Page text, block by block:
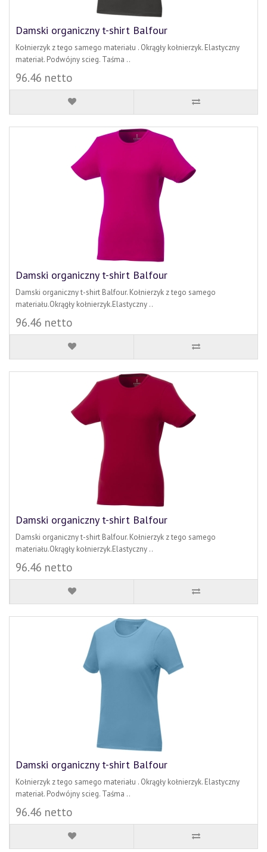
Damski organiczny t-shirt Balfour
Kołnierzyk z tego samego materiału . Okrągły kołnierzyk. Elastyczny
materiał. Podwójny scieg. Taśma ..
96.46 netto
Damski organiczny t-shirt Balfour
Damski organiczny t-shirt Balfour. Kołnierzyk z tego samego
materiału.Okrągły kołnierzyk.Elastyczny ..
96.46 netto
Damski organiczny t-shirt Balfour
Damski organiczny t-shirt Balfour. Kołnierzyk z tego samego
materiału.Okrągły kołnierzyk.Elastyczny ..
96.46 netto
Damski organiczny t-shirt Balfour
Kołnierzyk z tego samego materiału . Okrągły kołnierzyk. Elastyczny
materiał. Podwójny scieg. Taśma ..
96.46 netto